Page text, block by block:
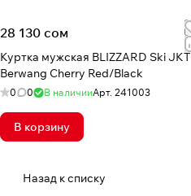
28 130 сом
Куртка мужская BLIZZARD Ski JKT
Berwang Cherry Red/Black
0 0 В наличииАрт. 241003
В корзину
Назад к списку